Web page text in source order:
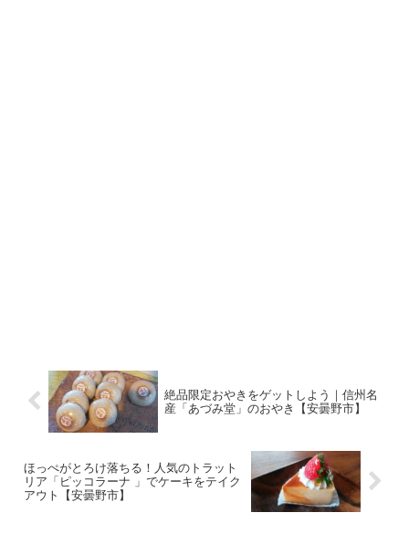
絶品限定おやきをゲットしよう｜信州名
産「あづみ堂」のおやき【安曇野市】
ほっぺがとろけ落ちる！人気のトラット
リア「ピッコラーナ 」でケーキをテイク
アウト【安曇野市】